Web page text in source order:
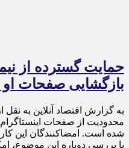
حمایت گسترده از
بازگشایی صفحات او
به گزارش اقتصاد آنلاین به نقل
محدودیت از صفحات اینستاگرام
شده است. امضاکنندگان این
با بررسی دوباره این موضوع،